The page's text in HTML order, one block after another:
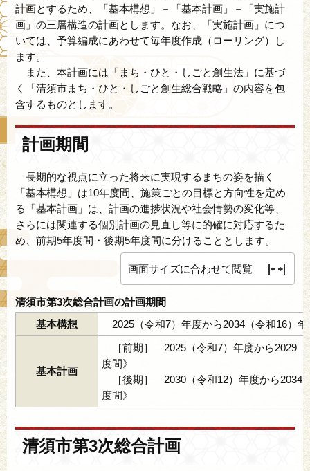
計画とするため、「基本構想」－「基本計画」－「実施計
画」の三層構造の計画とします。なお、「実施計画」につ
いては、予算編成にあわせて毎年度作成（ローリング）し
ます。
また、本計画には「まち・ひと・しごと創生法」に基づ
く「清須市まち・ひと・しごと創生総合戦略」の内容を包
含するものとします。
計画期間
長期的な視点に立った将来に実現するまちの姿を描く
「基本構想」は10年度間、施策ごとの目標と方向性を定め
る「基本計画」は、計画の進捗状況や社会情勢の変化等、
さらには関連する個別計画の見直し等に的確に対応するた
め、前期5年度間・後期5年度間に分けることとします。
画面サイズに合わせて閲覧
清須市第3次総合計画の計画期間
基本構想
2025（令和7）年度から2034（令和16）
基本計画
［前期］ 2025（令和7）年度から2029（
度間》
［後期］ 2030（令和12）年度から2034
度間》
清須市第3次総合計画